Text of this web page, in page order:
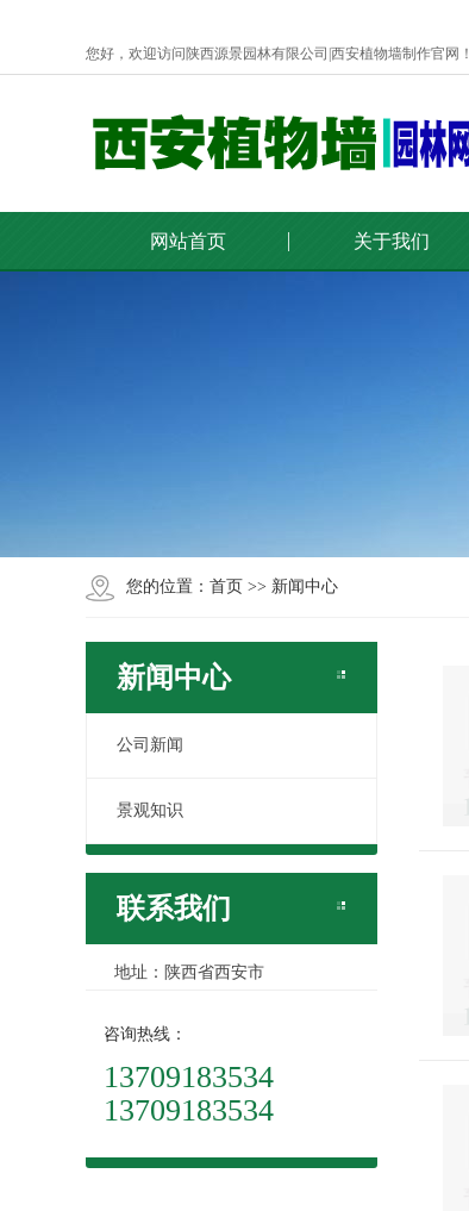
您好，欢迎访问陕西源景园林有限公司|西安植物墙制作官网！
网站首页 关于我们
您的位置： 首页 >> 新闻中心
新闻中心
公司新闻
景观知识
联系我们
地址：陕西省西安市
咨询热线：
13709183534
13709183534